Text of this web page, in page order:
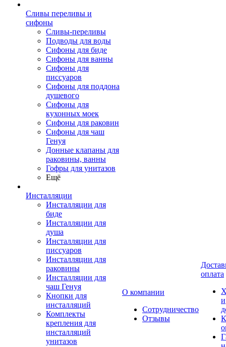
Сливы переливы и
сифоны
Сливы-переливы
Подводы для воды
Сифоны для биде
Сифоны для ванны
Сифоны для
писсуаров
Сифоны для поддона
душевого
Сифоны для
кухонных моек
Сифоны для раковин
Сифоны для чаш
Генуя
Донные клапаны для
раковины, ванны
Гофры для унитазов
Ещё
Инсталляции
Инсталляции для
биде
Инсталляции для
душа
Инсталляции для
писсуаров
Инсталляции для
раковины
Инсталляции для
чаш Генуя
Кнопки для
инсталляций
Комплекты
крепления для
инсталляций
унитазов
О компании
Сотрудничество
Отзывы
оплата
и